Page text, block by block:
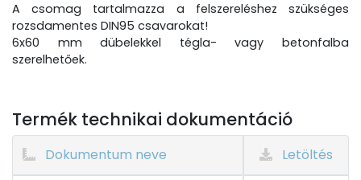
A csomag tartalmazza a felszereléshez szükséges
rozsdamentes DIN95 csavarokat!
6x60 mm dübelekkel tégla- vagy betonfalba
szerelhetőek.
Termék technikai dokumentáció
Dokumentum neve Letöltés